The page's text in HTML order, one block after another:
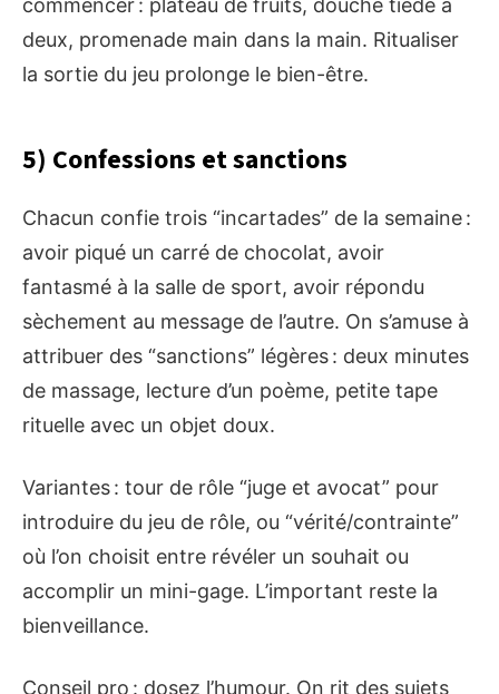
commencer : plateau de fruits, douche tiède à
deux, promenade main dans la main. Ritualiser
la sortie du jeu prolonge le bien-être.
5) Confessions et sanctions
Chacun confie trois “incartades” de la semaine :
avoir piqué un carré de chocolat, avoir
fantasmé à la salle de sport, avoir répondu
sèchement au message de l’autre. On s’amuse à
attribuer des “sanctions” légères : deux minutes
de massage, lecture d’un poème, petite tape
rituelle avec un objet doux.
Variantes : tour de rôle “juge et avocat” pour
introduire du jeu de rôle, ou “vérité/contrainte”
où l’on choisit entre révéler un souhait ou
accomplir un mini-gage. L’important reste la
bienveillance.
Conseil pro : dosez l’humour. On rit des sujets